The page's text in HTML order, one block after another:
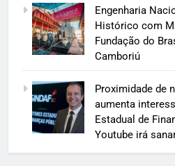
Engenharia
Histórico com
Fundação do
Camboriú
Proximidade de
aumenta
Estadual de
Youtube irá